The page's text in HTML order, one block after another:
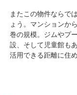
またこの物件ならで
ょう。マンションか
巻の規模。ジムやプ
設、そして児童館も
活用できる距離に住